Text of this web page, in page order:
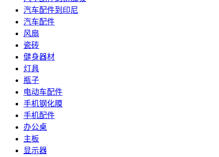
汽车配件到印尼
汽车配件
风扇
瓷砖
健身器材
灯具
瓶子
电动车配件
手机钢化膜
手机配件
办公桌
主板
显示器